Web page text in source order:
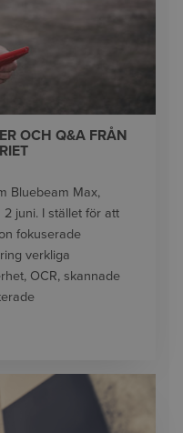
OCH Q&A FRÅN
Bluebeam Max,
juni. I stället för att
fokuserade
verkliga
OCR, skannade